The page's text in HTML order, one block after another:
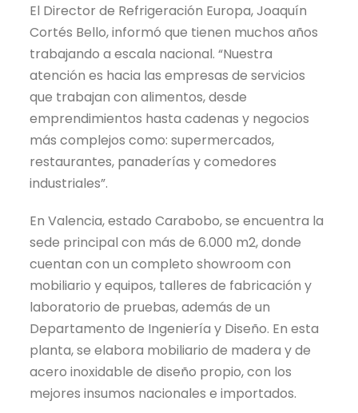
El Director de Refrigeración Europa, Joaquín
Cortés Bello, informó que tienen muchos años
trabajando a escala nacional. “Nuestra
atención es hacia las empresas de servicios
que trabajan con alimentos, desde
emprendimientos hasta cadenas y negocios
más complejos como: supermercados,
restaurantes, panaderías y comedores
industriales”.
En Valencia, estado Carabobo, se encuentra la
sede principal con más de 6.000 m2, donde
cuentan con un completo showroom con
mobiliario y equipos, talleres de fabricación y
laboratorio de pruebas, además de un
Departamento de Ingeniería y Diseño. En esta
planta, se elabora mobiliario de madera y de
acero inoxidable de diseño propio, con los
mejores insumos nacionales e importados.